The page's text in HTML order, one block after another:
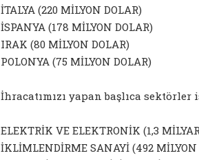
İTALYA (220 MİLYON DOLAR)
İSPANYA (178 MİLYON DOLAR)
IRAK (80 MİLYON DOLAR)
POLONYA (75 MİLYON DOLAR)
İhracatımızı yapan başlıca sektörler
ELEKTRİK VE ELEKTRONİK (1,3
İKLİMLENDİRME SANAYİ (492 MİLYON